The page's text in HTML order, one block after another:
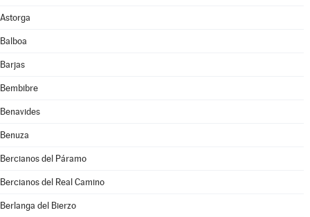
Astorga
Balboa
Barjas
Bembibre
Benavides
Benuza
Bercianos del Páramo
Bercianos del Real Camino
Berlanga del Bierzo